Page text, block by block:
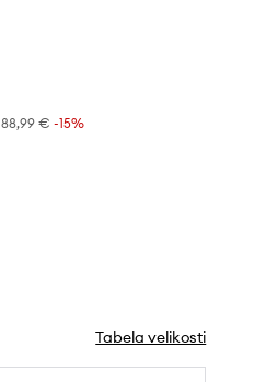
88,99 € -15%
Tabela velikosti